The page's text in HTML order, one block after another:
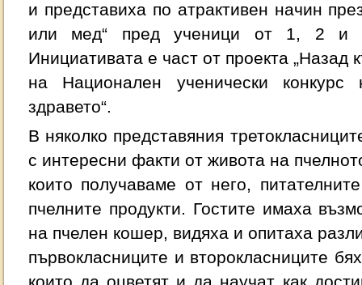
и представиха по атрактивен начин
или мед“ пред ученици от 1, 2 и
Инициативата е част от проекта „Назад
на Национален ученически
здравето“.
В няколко представяния
с интересни факти от живота на
които получаваме от него,
пчелните продукти. Гостите имаха
на пчелен кошер, видяха и опитаха
първокласниците и второкласниците